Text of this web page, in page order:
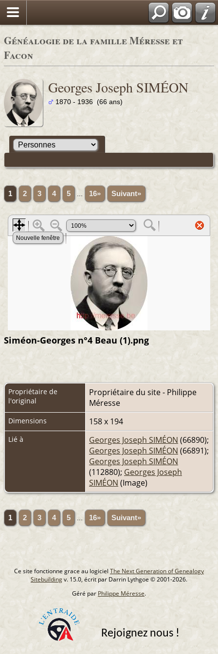
Généalogie de la famille Méresse et
Facon
Georges Joseph SIMÉON
1870 - 1936 (66 ans)
1 2 3 4 5 16» Suivant»
Siméon-Georges n°4 Beau (1).png
Propriétaire de
l'original
Propriétaire du site - Philippe
Méresse
Dimensions 158 x 194
Lié à Georges Joseph SIMÉON (66890);
Georges Joseph SIMÉON (66891);
Georges Joseph SIMÉON
(112880); Georges Joseph
SIMÉON (Image)
1 2 3 4 5 16» Suivant»
Ce site fonctionne grace au logiciel The Next Generation of Genealogy
Sitebuildingv. 15.0, écrit par Darrin Lythgoe © 2001-2026.
Géré par Philippe Méresse.
Rejoignez nous !